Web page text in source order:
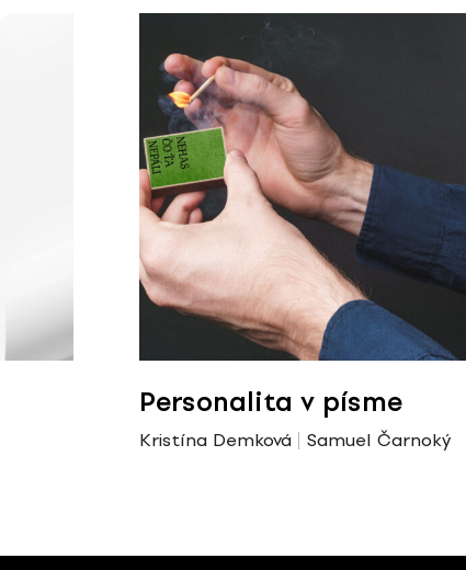
Personalita v písme
Kristína Demková Samuel Čarnoký